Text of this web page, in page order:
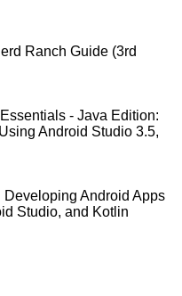
Ranch Guide (3rd
- Java Edition:
Android Studio 3.5,
Android Apps
Studio, and Kotlin